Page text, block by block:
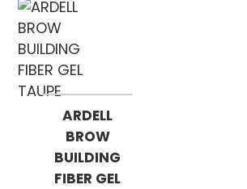
ARDELL
BROW
BUILDING
FIBER GEL